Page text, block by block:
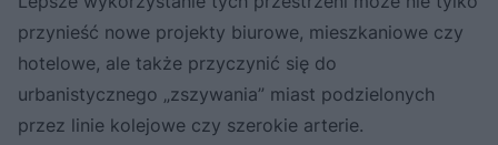
przynieść nowe projekty biurowe, mieszkaniowe czy
hotelowe, ale także przyczynić się do
urbanistycznego „zszywania” miast podzielonych
przez linie kolejowe czy szerokie arterie.